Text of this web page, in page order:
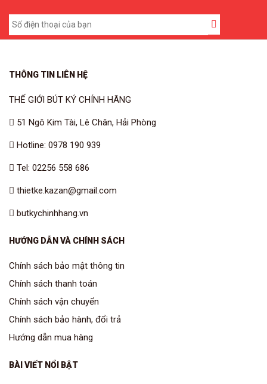
THÔNG TIN LIÊN HỆ
THẾ GIỚI BÚT KÝ CHÍNH HÃNG
51 Ngô Kim Tài, Lê Chân, Hải Phòng
Hotline: 0978 190 939
Tel: 02256 558 686
thietke.kazan@gmail.com
butkychinhhang.vn
HƯỚNG DẪN VÀ CHÍNH SÁCH
Chính sách bảo mật thông tin
Chính sách thanh toán
Chính sách vận chuyển
Chính sách bảo hành, đổi trả
Hướng dẫn mua hàng
BÀI VIẾT NỔI BẬT